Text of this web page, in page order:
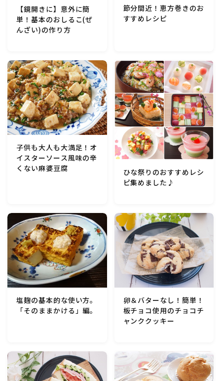
洋菓子 (その他)
マクロビスイーツ・自然派おやつ
パン・パンケーキ・スコーン・食事パイ・ケークサレ・
粉もの
米/ご飯料理・もち料理
麺料理(パスタ・うどん・そうめん・春雨など)
ハム・ベーコン・ソーセー・・スパム・チーズ料理
豆腐・厚揚げ・油揚げ・納豆・豆類・豆製品料理
缶詰料理(ツナ・サバ・いわし・ホタテ貝柱・コーン
等)
行事食(おせち・ハロウィン・クリスマス・雛祭り・子
供の日・七夕等)
乾物・海藻・麩料理
漬物・ピクルス・保存食・発酵食品
【鏡開きに】意外に簡
単！基本のおしるこ(ぜ
んざい)の作り方
節分間近！恵方巻きのお
すすめレシピ
子供も大人も大満足！オ
イスターソース風味の辛
くない麻婆豆腐
ひな祭りのおすすめレシ
ピ集めました♪
塩麹の基本的な使い方。
「そのままかける」編。
卵＆バターなし！簡単！
板チョコ使用のチョコチ
ャンククッキー